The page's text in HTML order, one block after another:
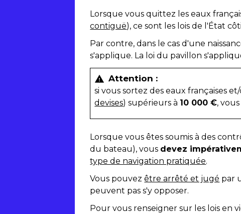
Lorsque vous quittez les eaux
contiguë), ce sont les lois de l'État
Par contre, dans le cas d'une
s'applique. La loi du pavillon
warning Attention :
si vous sortez des eaux françaises
devises) supérieurs à 10 000 €,
Lorsque vous êtes soumis à des
du bateau), vous devez
type de navigation pratiquée.
Vous pouvezêtre arrêté et jugé par
peuvent pas s'y opposer.
Pour vous renseigner sur les lois en